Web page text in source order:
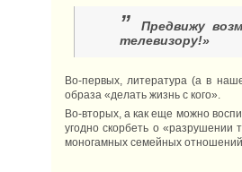
”
Предвижу
телевизору!»
Во-первых, литература (а в
образа «делать жизнь с кого».
Во-вторых, а как еще можно
угодно скорбеть о «разрушении
моногамных семейных отношений